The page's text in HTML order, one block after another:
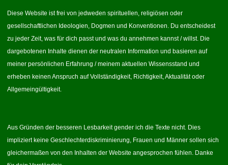
Diese Website ist frei von jedweden spirituellen, religiösen oder
gesellschaftlichen Ideologien, Dogmen und Konventionen. Du entscheidest
zu jeder Zeit, was für dich passt und was du annehmen kannst / willst. Die
dargebotenen Inhalte dienen der neutralen Information und basieren auf
meiner persönlichen Erfahrung / meinem aktuellen Wissensstand und
erheben keinen Anspruch auf Vollständigkeit, Richtigkeit, Aktualität oder
Allgemeingültigkeit.
Aus Gründen der besseren Lesbarkeit gender ich die Texte nicht. Dies
impliziert keine Geschlechterdiskriminierung, Frauen und Männer sollen sich
gleichermaßen von den Inhalten der Website angesprochen fühlen. Danke